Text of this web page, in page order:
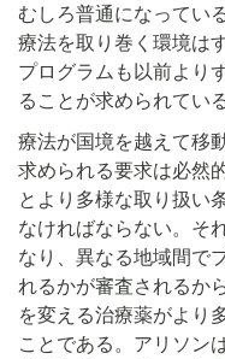
むしろ普通になってい
療法を取り巻く環境は
プログラムも以前より
ることが求められている
療法が国境を越えて移
求められる要求は必然
とより多様な取り扱い
なければならない。そ
なり、異なる地域間で
れるかが審査されるか
を変える治療薬がより
ことである。アリソン